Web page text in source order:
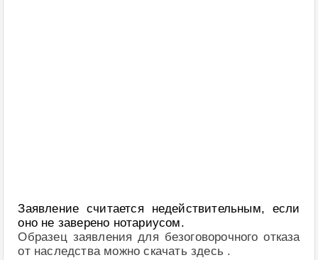
Заявление считается недействительным, если
оно не заверено нотариусом.
Образец заявления для безоговорочного отказа
от наследства можно скачать здесь .